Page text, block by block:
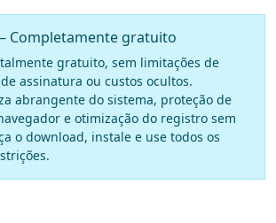
Completamente gratuito
gratuito, sem limitações de
assinatura ou custos ocultos.
abrangente do sistema, proteção de
e otimização do registro sem
o download, instale e use todos os